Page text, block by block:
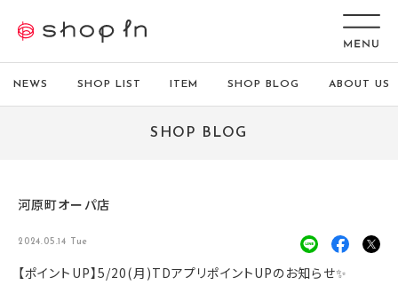
NEWS SHOP LIST ITEM SHOP BLOG ABOUT US
SHOP BLOG
河原町オーパ店
2024.05.14 Tue
【ポイントUP】5/20(月)TDアプリポイントUPのお知らせ✨